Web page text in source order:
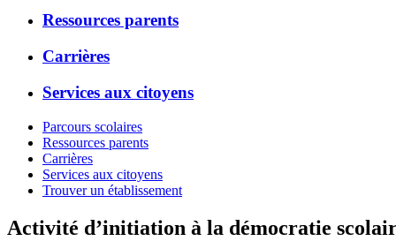
Ressources parents
Carrières
Services aux citoyens
Parcours scolaires
Ressources parents
Carrières
Services aux citoyens
Trouver un établissement
Activité d’initiation à la démocratie